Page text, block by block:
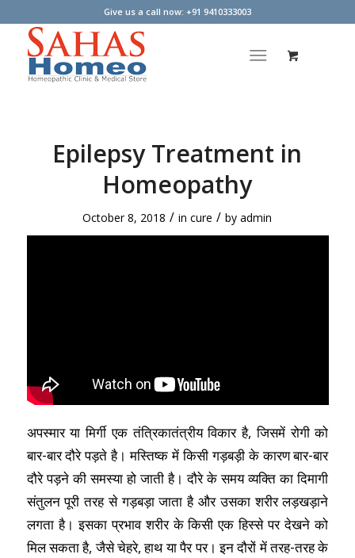
Give us a call now: +91 9410333003
Epilepsy Treatment in
Homeopathy
October 8, 2018 / incure / byadmin
अपस्मार या मिर्गी एक तंत्रिकातंत्रीय विकार है, जिसमें रोगी को
बार-बार दौरे पड़ते है। मस्तिष्क में किसी गड़बड़ी के कारण बार-बार
दौरे पड़ने की समस्या हो जाती है। दौरे के समय व्यक्ति का दिमागी
संतुलन पूरी तरह से गड़बड़ा जाता है और उसका शरीर लड़खड़ाने
लगता है। इसका प्रभाव शरीर के किसी एक हिस्से पर देखने को
मिल सकता है, जैसे चेहरे, हाथ या पैर पर। इन दौरों में तरह-तरह के